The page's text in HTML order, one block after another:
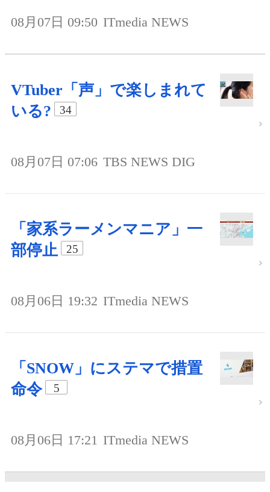
08月07日 09:50 ITmedia NEWS
VTuber「声」で楽しまれて
いる?
34
08月07日 07:06 TBS NEWS DIG
「家系ラーメンマニア」一
部停止
25
08月06日 19:32 ITmedia NEWS
「SNOW」にステマで措置
命令
5
08月06日 17:21 ITmedia NEWS